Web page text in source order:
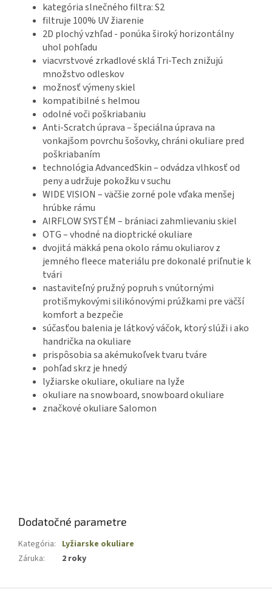
kategória slnečného filtra: S2
filtruje 100% UV žiarenie
2D plochý vzhľad - ponúka široký horizontálny
uhol pohľadu
viacvrstvové zrkadlové sklá Tri-Tech znižujú
množstvo odleskov
možnosť výmeny skiel
kompatibilné s helmou
odolné voči poškriabaniu
Anti-Scratch úprava – špeciálna úprava na
vonkajšom povrchu šošovky, chráni okuliare pred
poškriabaním
technológia AdvancedSkin – odvádza vlhkosť od
peny a udržuje pokožku v suchu
WIDE VISION – väčšie zorné pole vďaka menšej
hrúbke rámu
AIRFLOW SYSTÉM – brániaci zahmlievaniu skiel
OTG – vhodné na dioptrické okuliare
dvojitá mäkká pena okolo rámu okuliarov z
jemného fleece materiálu pre dokonalé priľnutie k
tvári
nastaviteľný pružný popruh s vnútornými
protišmykovými silikónovými prúžkami pre väčší
komfort a bezpečie
súčasťou balenia je látkový váčok, ktorý slúži i ako
handrička na okuliare
prispôsobia sa akémukoľvek tvaru tváre
pohľad skrz je hnedý
lyžiarske okuliare, okuliare na lyže
okuliare na snowboard, snowboard okuliare
značkové okuliare Salomon
Dodatočné parametre
Kategória: Lyžiarske okuliare
Záruka: 2 roky